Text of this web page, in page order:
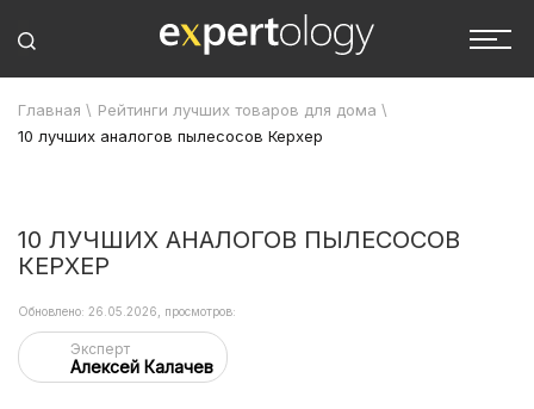
Главная \ Рейтинги лучших товаров для дома \
10 лучших аналогов пылесосов Керхер
10 ЛУЧШИХ АНАЛОГОВ ПЫЛЕСОСОВ
КЕРХЕР
Эксперт
Алексей Калачев
Обновлено: 26.05.2026, просмотров: